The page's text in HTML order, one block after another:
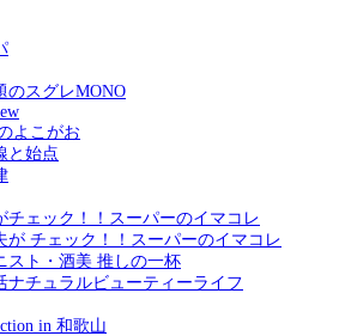
のスグレMONO
よこがお
と始点
チェック！！スーパーのイマコレ
が チェック！！スーパーのイマコレ
スト・酒美 推しの一杯
ナチュラルビューティーライフ
in 和歌山